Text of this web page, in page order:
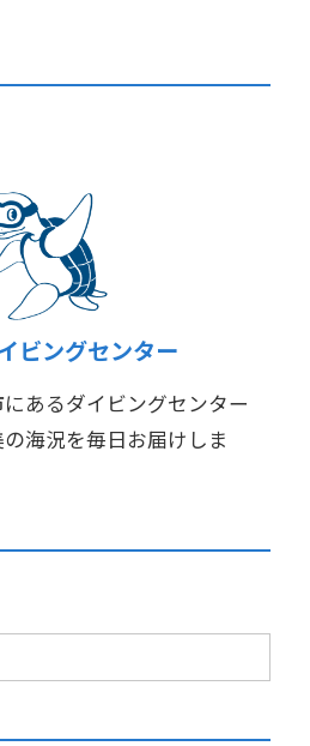
ビングセンター
あるダイビングセンター
海況を毎日お届けしま